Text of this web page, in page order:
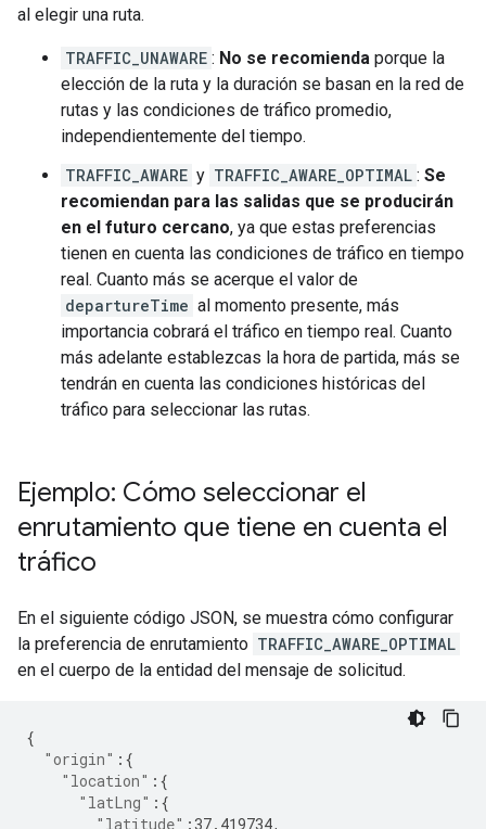
al elegir una ruta.
TRAFFIC_UNAWARE : No se recomienda porque la
elección de la ruta y la duración se basan en la red de
rutas y las condiciones de tráfico promedio,
independientemente del tiempo.
TRAFFIC_AWARE y TRAFFIC_AWARE_OPTIMAL : Se
recomiendan para las salidas que se producirán
en el futuro cercano, ya que estas preferencias
tienen en cuenta las condiciones de tráfico en tiempo
real. Cuanto más se acerque el valor de
departureTime al momento presente, más
importancia cobrará el tráfico en tiempo real. Cuanto
más adelante establezcas la hora de partida, más se
tendrán en cuenta las condiciones históricas del
tráfico para seleccionar las rutas.
Ejemplo: Cómo seleccionar el
enrutamiento que tiene en cuenta el
tráfico
En el siguiente código JSON, se muestra cómo configurar
la preferencia de enrutamiento TRAFFIC_AWARE_OPTIMAL
en el cuerpo de la entidad del mensaje de solicitud.
{
"origin" : {
"location" : {
"latLng" : {
"latitude" : 37.419734,